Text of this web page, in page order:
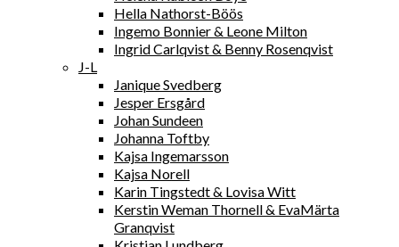
Hella Nathorst-Böös
Ingemo Bonnier & Leone Milton
Ingrid Carlqvist & Benny Rosenqvist
J-L
Janique Svedberg
Jesper Ersgård
Johan Sundeen
Johanna Toftby
Kajsa Ingemarsson
Kajsa Norell
Karin Tingstedt & Lovisa Witt
Kerstin Weman Thornell & EvaMärta
Granqvist